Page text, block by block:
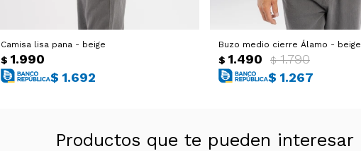
Camisa lisa pana - beige
$ 1.990
$ 1.692
Buzo medio cierre Álamo - beige
$ 1.490 $ 1.790
$ 1.267
Productos que te pueden interesar